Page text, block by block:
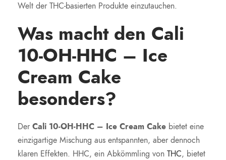
Welt der THC-basierten Produkte einzutauchen.
Was macht den Cali
10-OH-HHC – Ice
Cream Cake
besonders?
DerCali 10-OH-HHC – Ice Cream Cake bietet eine
einzigartige Mischung aus entspannten, aber dennoch
klaren Effekten. HHC, ein Abkömmling von THC, bietet